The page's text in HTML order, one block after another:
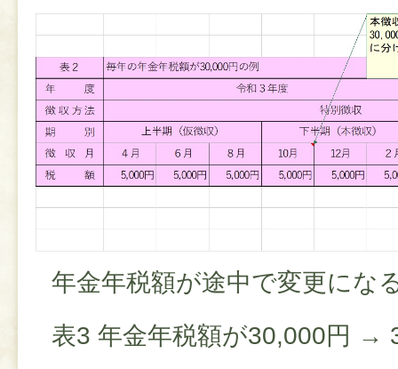
年金年税額が途中で変更にな
表3 年金年税額が30,000円 →